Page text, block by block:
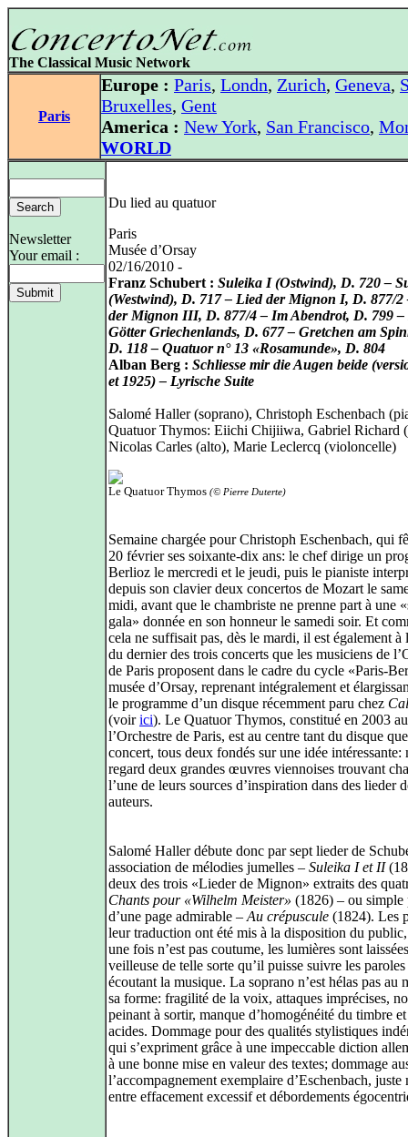
The Classical Music Network
Paris
Europe : Paris, Londn, Zurich, Geneva,
Bruxelles, Gent
America : New York, San Francisco,
WORLD
Newsletter
Your email :
Du lied au quatuor
Paris
Musée d’Orsay
02/16/2010 -
Franz Schubert : Suleika I (Ostwind), D. 720 –
(Westwind), D. 717 – Lied der Mignon I, D. 877/2
der Mignon III, D. 877/4 – Im Abendrot, D. 799 –
Götter Griechenlands, D. 677 – Gretchen am
D. 118 – Quatuor n° 13 «Rosamunde», D. 804
Alban Berg : Schliesse mir die Augen beide
et 1925) – Lyrische Suite
Salomé Haller (soprano), Christoph Eschenbach
Quatuor Thymos: Eiichi Chijiiwa, Gabriel Richard
Nicolas Carles (alto), Marie Leclercq (violoncelle)
Le Quatuor Thymos (© Pierre Duterte)
Semaine chargée pour Christoph Eschenbach, qui
20 février ses soixante-dix ans: le chef dirige un
Berlioz le mercredi et le jeudi, puis le pianiste
depuis son clavier deux concertos de Mozart le
midi, avant que le chambriste ne prenne part à une
gala» donnée en son honneur le samedi soir. Et
cela ne suffisait pas, dès le mardi, il est également à
du dernier des trois concerts que les musiciens de
de Paris proposent dans le cadre du cycle «Paris-
musée d’Orsay, reprenant intégralement et
le programme d’un disque récemment paru chez
(voirici). Le Quatuor Thymos, constitué en 2003
l’Orchestre de Paris, est au centre tant du disque
concert, tous deux fondés sur une idée intéressante:
regard deux grandes œuvres viennoises trouvant
l’une de leurs sources d’inspiration dans des lieder
auteurs.
Salomé Haller débute donc par sept lieder de
association de mélodies jumelles – Suleika I et II
deux des trois «Lieder de Mignon» extraits des
Chants pour «Wilhelm Meister» (1826) – ou simple
d’une page admirable – Au crépuscule (1824). Les
leur traduction ont été mis à la disposition du
une fois n’est pas coutume, les lumières sont
veilleuse de telle sorte qu’il puisse suivre les
écoutant la musique. La soprano n’est hélas pas au
sa forme: fragilité de la voix, attaques imprécises,
peinant à sortir, manque d’homogénéité du timbre
acides. Dommage pour des qualités stylistiques
qui s’expriment grâce à une impeccable diction
à une bonne mise en valeur des textes; dommage
l’accompagnement exemplaire d’Eschenbach, juste
entre effacement excessif et débordements